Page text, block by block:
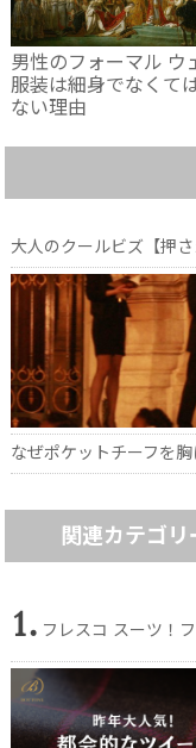
男性のフォーマル ウ
服装は細身でなくて
ない理由
大人のクールビズ【押
なぜポケットチーフを
関連カテゴ
1. フレスコ スーツ！